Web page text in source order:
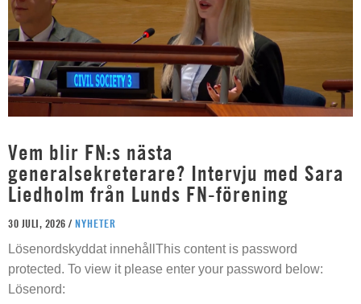
Vem blir FN:s nästa
generalsekreterare? Intervju med Sara
Liedholm från Lunds FN-förening
30 JULI, 2026 / NYHETER
Lösenordskyddat innehållThis content is password
protected. To view it please enter your password below:
Lösenord: